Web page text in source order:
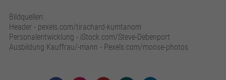
Bildquellen:
Header - pexels.com/tirachard-kumtanom
Personalentwicklung - iStock.com/Steve-Debenport
Ausbildung Kauffrau/-mann - Pexels.com/moose-photos